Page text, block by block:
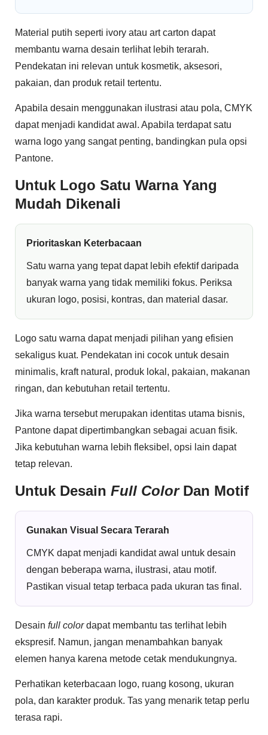
Material putih seperti ivory atau art carton dapat
membantu warna desain terlihat lebih terarah.
Pendekatan ini relevan untuk kosmetik, aksesori,
pakaian, dan produk retail tertentu.
Apabila desain menggunakan ilustrasi atau pola, CMYK
dapat menjadi kandidat awal. Apabila terdapat satu
warna logo yang sangat penting, bandingkan pula opsi
Pantone.
Untuk Logo Satu Warna Yang
Mudah Dikenali
Prioritaskan Keterbacaan
Satu warna yang tepat dapat lebih efektif daripada
banyak warna yang tidak memiliki fokus. Periksa
ukuran logo, posisi, kontras, dan material dasar.
Logo satu warna dapat menjadi pilihan yang efisien
sekaligus kuat. Pendekatan ini cocok untuk desain
minimalis, kraft natural, produk lokal, pakaian, makanan
ringan, dan kebutuhan retail tertentu.
Jika warna tersebut merupakan identitas utama bisnis,
Pantone dapat dipertimbangkan sebagai acuan fisik.
Jika kebutuhan warna lebih fleksibel, opsi lain dapat
tetap relevan.
Untuk Desain Full ColorDan Motif
Gunakan Visual Secara Terarah
CMYK dapat menjadi kandidat awal untuk desain
dengan beberapa warna, ilustrasi, atau motif.
Pastikan visual tetap terbaca pada ukuran tas final.
Desain full colordapat membantu tas terlihat lebih
ekspresif. Namun, jangan menambahkan banyak
elemen hanya karena metode cetak mendukungnya.
Perhatikan keterbacaan logo, ruang kosong, ukuran
pola, dan karakter produk. Tas yang menarik tetap perlu
terasa rapi.